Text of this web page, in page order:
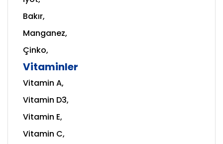
Bakır,
Manganez,
Çinko,
Vitaminler
Vitamin A,
Vitamin D3,
Vitamin E,
Vitamin C,